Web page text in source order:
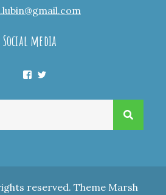
Social media
Facebook
reserved. Theme Marsh